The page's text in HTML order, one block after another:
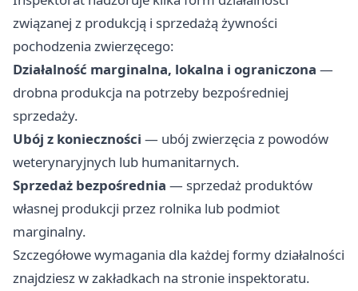
związanej z produkcją i sprzedażą żywności
pochodzenia zwierzęcego:
Działalność marginalna, lokalna i ograniczona —
drobna produkcja na potrzeby bezpośredniej
sprzedaży.
Ubój z konieczności — ubój zwierzęcia z powodów
weterynaryjnych lub humanitarnych.
Sprzedaż bezpośrednia — sprzedaż produktów
własnej produkcji przez rolnika lub podmiot
marginalny.
Szczegółowe wymagania dla każdej formy działalności
znajdziesz w zakładkach na stronie inspektoratu.